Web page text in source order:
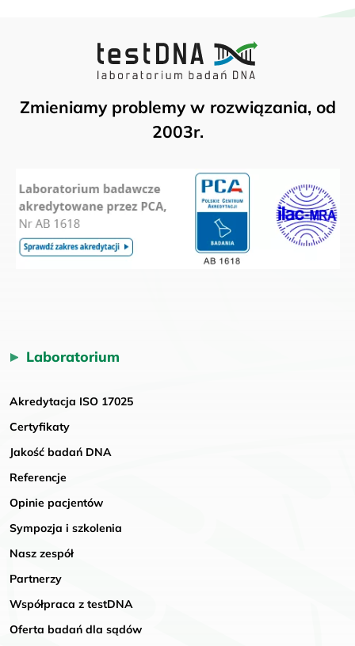
Zmieniamy problemy w rozwiązania, od
2003r.
Laboratorium
Akredytacja ISO 17025
Certyfikaty
Jakość badań DNA
Referencje
Opinie pacjentów
Sympozja i szkolenia
Nasz zespół
Partnerzy
Współpraca z testDNA
Oferta badań dla sądów